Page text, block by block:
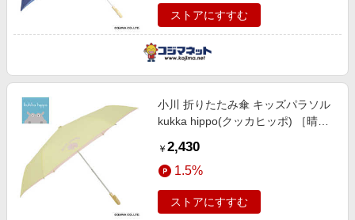
ストアにすすむ
小川 折りたたみ傘 キッズパラソル
kukka hippo(クッカヒッポ) ［晴雨
24KH-KSP-3M
￥ 2,430
1.5%
ストアにすすむ